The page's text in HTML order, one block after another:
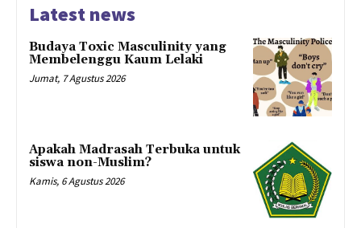
Latest news
Budaya Toxic Masculinity yang
Membelenggu Kaum Lelaki
Jumat, 7 Agustus 2026
Apakah Madrasah Terbuka untuk
siswa non-Muslim?
Kamis, 6 Agustus 2026